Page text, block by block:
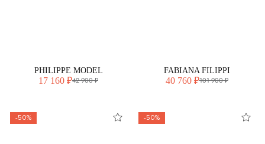
PHILIPPE MODEL
17 160 ₽42 900 ₽
FABIANA FILIPPI
40 760 ₽101 900 ₽
-50% -50%